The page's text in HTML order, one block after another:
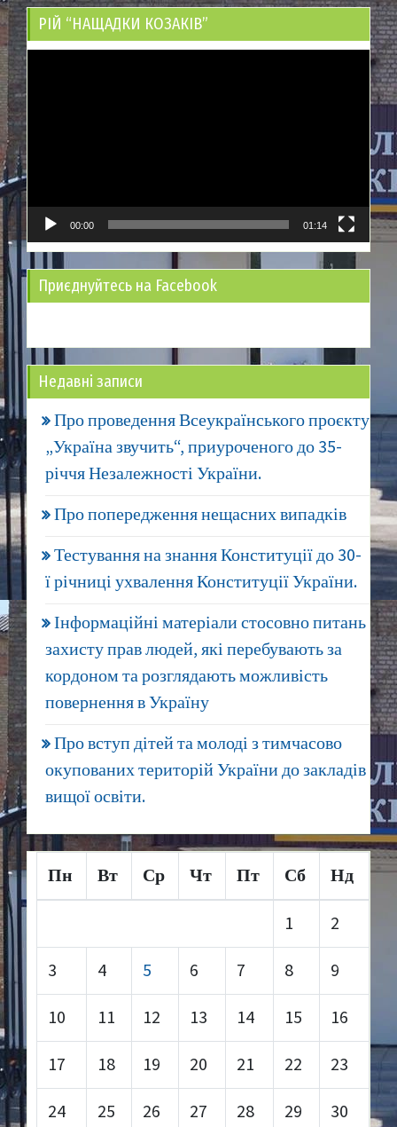
РІЙ “НАЩАДКИ КОЗАКІВ”
00:00 01:14
Приєднуйтесь на Facebook
Недавні записи
Про проведення Всеукраїнського проєкту
„Україна звучить“, приуроченого до 35-
річчя Незалежності України.
Про попередження нещасних випадків
Тестування на знання Конституції до 30-
ї річниці ухвалення Конституції України.
Інформаційні матеріали стосовно питань
захисту прав людей, які перебувають за
кордоном та розглядають можливість
повернення в Україну
Про вступ дітей та молоді з тимчасово
окупованих територій України до закладів
вищої освіти.
Пн Вт Ср Чт Пт Сб Нд
1 2
3 4 5 6 7 8 9
10 11 12 13 14 15 16
17 18 19 20 21 22 23
24 25 26 27 28 29 30